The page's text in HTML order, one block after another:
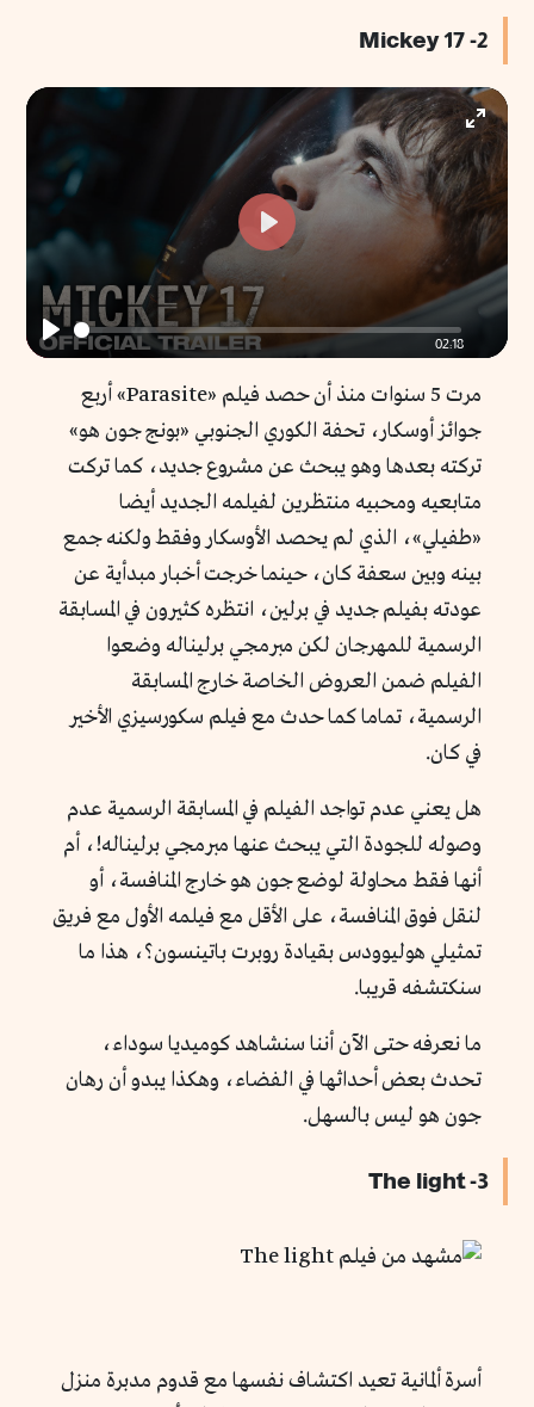
2- Mickey 17
Play
02:18
Enter
Play
مرت 5 سنوات منذ أن حصد فيلم «Parasite» أربع
جوائز أوسكار، تحفة الكوري الجنوبي «بونج جون هو»
تركته بعدها وهو يبحث عن مشروع جديد، كما تركت
متابعيه ومحبيه منتظرين لفيلمه الجديد أيضا
«طفيلي»، الذي لم يحصد الأوسكار وفقط ولكنه جمع
بينه وبين سعفة كان، حينما خرجت أخبار مبدأية عن
عودته بفيلم جديد في برلين، انتظره كثيرون في المسابقة
الرسمية للمهرجان لكن مبرمجي برليناله وضعوا
الفيلم ضمن العروض الخاصة خارج المسابقة
الرسمية، تماما كما حدث مع فيلم سكورسيزي الأخير
في كان.
هل يعني عدم تواجد الفيلم في المسابقة الرسمية عدم
وصوله للجودة التي يبحث عنها مبرمجي برليناله!، أم
أنها فقط محاولة لوضع جون هو خارج المنافسة، أو
لنقل فوق المنافسة، على الأقل مع فيلمه الأول مع فريق
تمثيلي هوليوودس بقيادة روبرت باتينسون؟، هذا ما
سنكتشفه قريبا.
ما نعرفه حتى الآن أننا سنشاهد كوميديا سوداء،
تحدث بعض أحداثها في الفضاء، وهكذا يبدو أن رهان
جون هو ليس بالسهل.
3- The light
أسرة ألمانية تعيد اكتشاف نفسها مع قدوم مدبرة منزل